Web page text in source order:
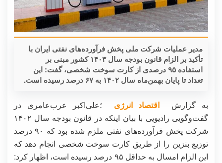
مدیر عملیات شرکت ملی پخش فرآورده‌های نفتی ایران با
تأکید بر الزام قانون بودجه سال ۱۴۰۳ کشور مبنی بر
استفاده ۹۵ درصدی از کارت سوخت شخصی، گفت: این
تعداد تا پایان بهمن‌ماه سال ۱۴۰۲ به ۶۷ درصد رسیده است.
به گزارش اقتصاد انرژی ؛علی‌اکبر عرب‌عامری در
گفت‌وگویی رادیویی با بیان اینکه در قانون بودجه سال ۱۴۰۲
شرکت پخش فرآورده‌های نفتی ملزم شده بود که ۹۰ درصد
توزیع بنزین را از طریق کارت سوخت شخصی انجام دهد که
این الزام امسال به حداقل ۹۵ درصد رسیده است، اظهار کرد: